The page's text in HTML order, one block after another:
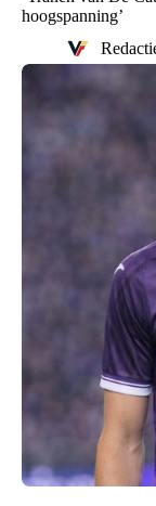
hoogspanning’